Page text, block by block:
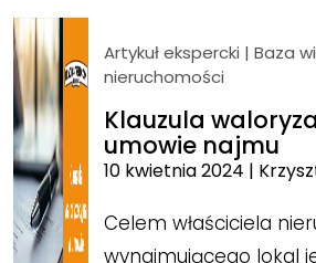
Artykuł ekspercki |Baza
nieruchomości
Klauzula
umowie najmu
10 kwietnia 2024 |
Celem właściciela
wynajmującego lokal